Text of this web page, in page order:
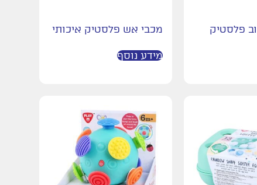
פלסטיק
מכבי אש פלסטיק איכותי
מידע נוסף